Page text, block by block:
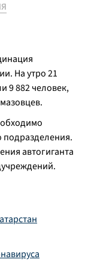
На утро 21
9 882 человек,
подразделения.
автогиганта